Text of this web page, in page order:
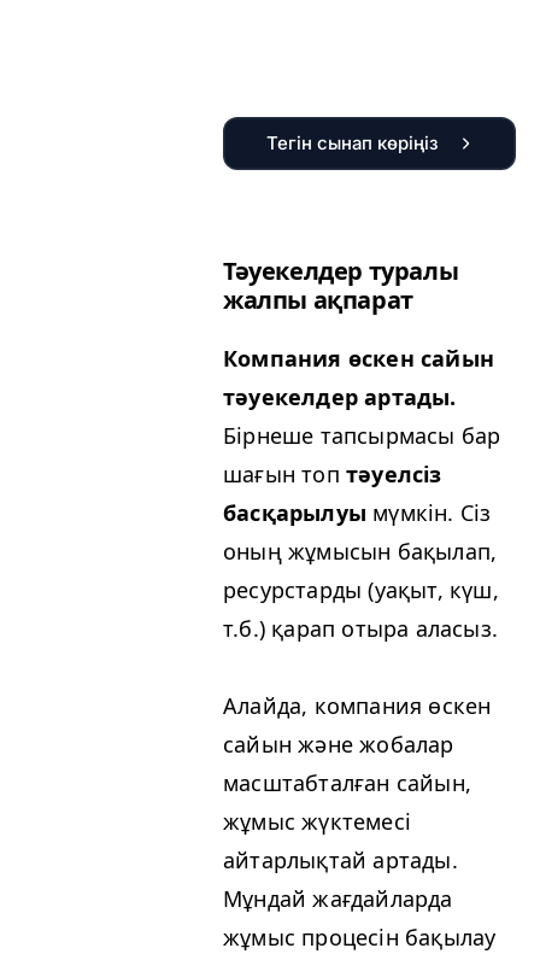
Тегін сынап көріңіз
Тәуекелдер туралы
жалпы ақпарат
Компания өскен сайын
тәуекелдер артады.
Бірнеше тапсырмасы бар
шағын топ тәуелсіз
басқарылуы мүмкін. Сіз
оның жұмысын бақылап,
ресурстарды (уақыт, күш,
т.б.) қарап отыра аласыз.
Алайда, компания өскен
сайын және жобалар
масштабталған сайын,
жұмыс жүктемесі
айтарлықтай артады.
Мұндай жағдайларда
жұмыс процесін бақылау